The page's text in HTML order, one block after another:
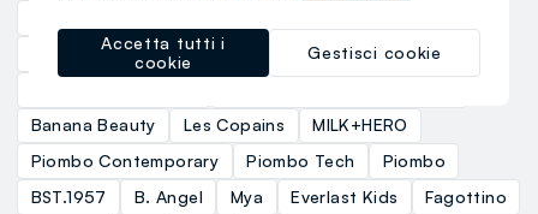
Nina Kendosa
Quid Tally Weijl
Utopja
Banana Beauty
Les Copains
MILK+HERO
Piombo Contemporary
Piombo Tech
Piombo
BST.1957
B. Angel Mya Everlast Kids
Fagottino
Gestisci cookie
Accetta tutti i
cookie